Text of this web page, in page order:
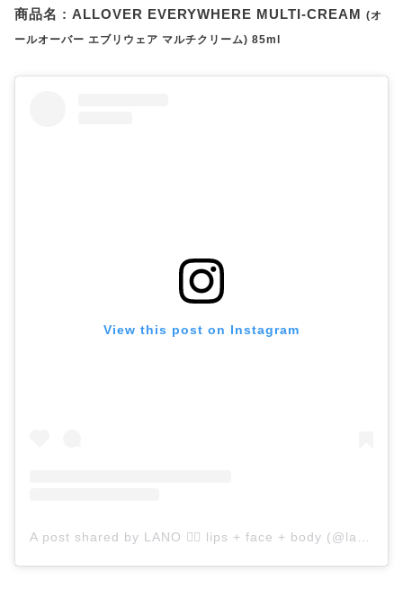
商品名 : ALLOVER EVERYWHERE MULTI-CREAM (オ
ールオーバー エブリウェア マルチクリーム) 85ml
View this post on Instagram